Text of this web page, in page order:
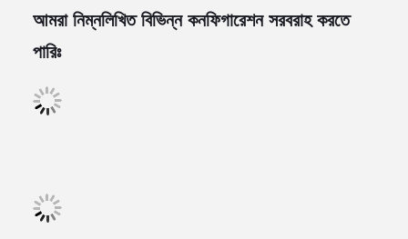
আমরা নিম্নলিখিত বিভিন্ন কনফিগারেশন সরবরাহ করতে
পারিঃ